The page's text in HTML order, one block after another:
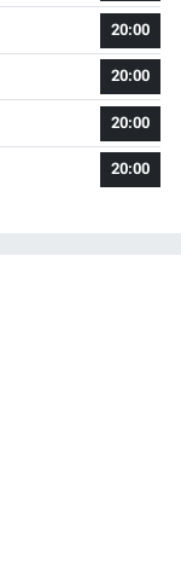
20:00
20:00
20:00
20:00